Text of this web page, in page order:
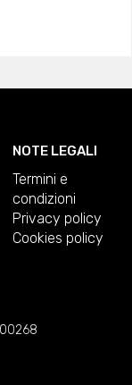
NOTE LEGALI
Termini e
condizioni
Privacy policy
Cookies policy